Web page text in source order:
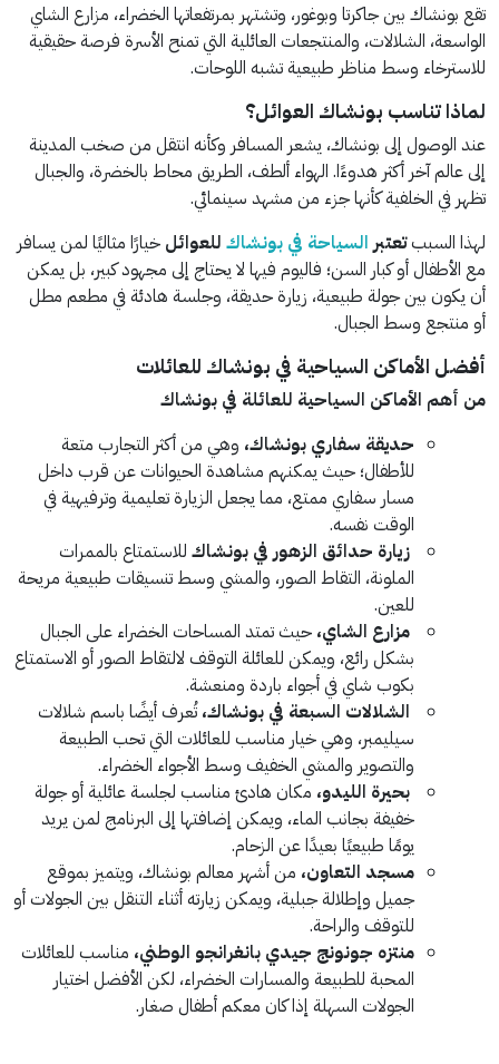
تقع بونشاك بين جاكرتا وبوغور، وتشتهر بمرتفعاتها الخضراء، مزارع الشاي
الواسعة، الشلالات، والمنتجعات العائلية التي تمنح الأسرة فرصة حقيقية
للاسترخاء وسط مناظر طبيعية تشبه اللوحات.
لماذا تناسب بونشاك العوائل؟
عند الوصول إلى بونشاك، يشعر المسافر وكأنه انتقل من صخب المدينة
إلى عالم آخر أكثر هدوءًا. الهواء ألطف، الطريق محاط بالخضرة، والجبال
تظهر في الخلفية كأنها جزء من مشهد سينمائي.
لهذا السببتعتبرالسياحة في بونشاك للعوائل خيارًا مثاليًا لمن يسافر
مع الأطفال أو كبار السن؛ فاليوم فيها لا يحتاج إلى مجهود كبير، بل يمكن
أن يكون بين جولة طبيعية، زيارة حديقة، وجلسة هادئة في مطعم مطل
أو منتجع وسط الجبال.
أفضل الأماكن السياحية في بونشاك للعائلات
من أهم الأماكن السياحية للعائلة في بونشاك
حديقة سفاري بونشاك، وهي من أكثر التجارب متعة
للأطفال؛ حيث يمكنهم مشاهدة الحيوانات عن قرب داخل
مسار سفاري ممتع، مما يجعل الزيارة تعليمية وترفيهية في
الوقت نفسه.
زيارة حدائق الزهور في بونشاك للاستمتاع بالممرات
الملونة، التقاط الصور، والمشي وسط تنسيقات طبيعية مريحة
للعين.
مزارع الشاي، حيث تمتد المساحات الخضراء على الجبال
بشكل رائع، ويمكن للعائلة التوقف لالتقاط الصور أو الاستمتاع
بكوب شاي في أجواء باردة ومنعشة.
الشلالات السبعة في بونشاك،تُعرف أيضًا باسم شلالات
سيليمبر، وهي خيار مناسب للعائلات التي تحب الطبيعة
والتصوير والمشي الخفيف وسط الأجواء الخضراء.
بحيرة الليدو، مكان هادئ مناسب لجلسة عائلية أو جولة
خفيفة بجانب الماء، ويمكن إضافتها إلى البرنامج لمن يريد
يومًا طبيعيًا بعيدًا عن الزحام.
مسجد التعاون، من أشهر معالم بونشاك، ويتميز بموقع
جميل وإطلالة جبلية، ويمكن زيارته أثناء التنقل بين الجولات أو
للتوقف والراحة.
منتزه جونونج جيدي بانغرانجو الوطني، مناسب للعائلات
المحبة للطبيعة والمسارات الخضراء، لكن الأفضل اختيار
الجولات السهلة إذا كان معكم أطفال صغار.